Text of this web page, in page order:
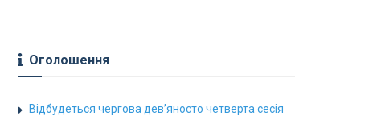
Оголошення
Відбудеться чергова дев’яносто четверта сесія